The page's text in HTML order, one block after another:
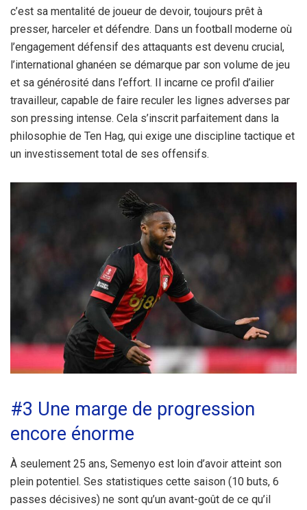
c’est sa mentalité de joueur de devoir, toujours prêt à
presser, harceler et défendre. Dans un football moderne où
l’engagement défensif des attaquants est devenu crucial,
l’international ghanéen se démarque par son volume de jeu
et sa générosité dans l’effort. Il incarne ce profil d’ailier
travailleur, capable de faire reculer les lignes adverses par
son pressing intense. Cela s’inscrit parfaitement dans la
philosophie de Ten Hag, qui exige une discipline tactique et
un investissement total de ses offensifs.
#3 Une marge de progression
encore énorme
À seulement 25 ans, Semenyo est loin d’avoir atteint son
plein potentiel. Ses statistiques cette saison (10 buts, 6
passes décisives) ne sont qu’un avant-goût de ce qu’il